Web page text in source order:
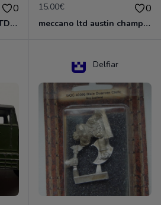
0
armoured car meccno LTD N°670
15.00€ 0
meccano ltd austin champ N°674
Delfiar